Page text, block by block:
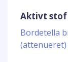
Aktivt stof
Bordetella
(attenueret)